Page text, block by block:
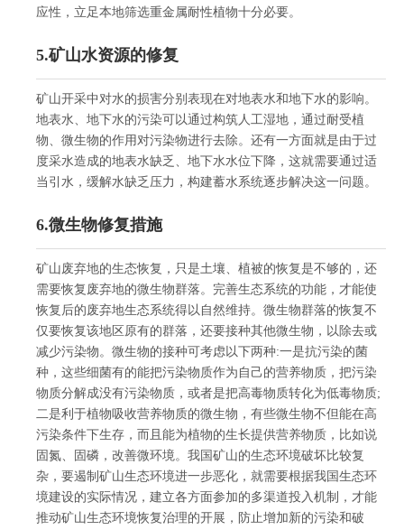
应性，立足本地筛选重金属耐性植物十分必要。
5.矿山水资源的修复
矿山开采中对水的损害分别表现在对地表水和地下水的影响。
地表水、地下水的污染可以通过构筑人工湿地，通过耐受植
物、微生物的作用对污染物进行去除。还有一方面就是由于过
度采水造成的地表水缺乏、地下水水位下降，这就需要通过适
当引水，缓解水缺乏压力，构建蓄水系统逐步解决这一问题。
6.微生物修复措施
矿山废弃地的生态恢复，只是土壤、植被的恢复是不够的，还
需要恢复废弃地的微生物群落。完善生态系统的功能，才能使
恢复后的废弃地生态系统得以自然维持。微生物群落的恢复不
仅要恢复该地区原有的群落，还要接种其他微生物，以除去或
减少污染物。微生物的接种可考虑以下两种:一是抗污染的菌
种，这些细菌有的能把污染物质作为自己的营养物质，把污染
物质分解成没有污染物质，或者是把高毒物质转化为低毒物质;
二是利于植物吸收营养物质的微生物，有些微生物不但能在高
污染条件下生存，而且能为植物的生长提供营养物质，比如说
固氮、固磷，改善微环境。我国矿山的生态环境破坏比较复
杂，要遏制矿山生态环境进一步恶化，就需要根据我国生态环
境建设的实际情况，建立各方面参加的多渠道投入机制，才能
推动矿山生态环境恢复治理的开展，防止增加新的污染和破